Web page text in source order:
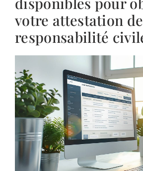
votre attestation de
responsabilité